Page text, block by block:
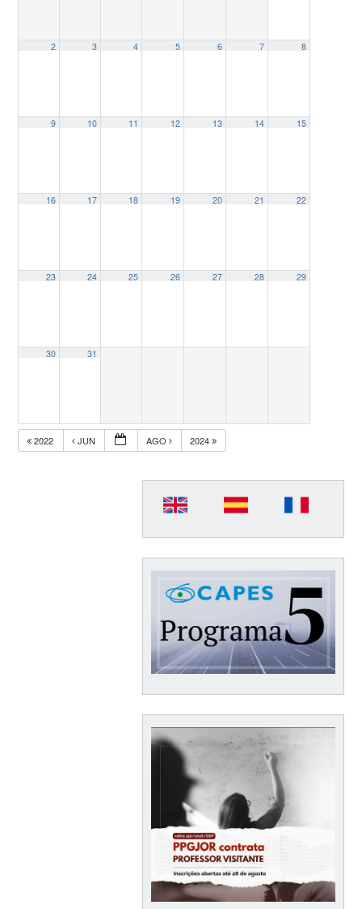
2 3 4 5 6 7 8
9 10 11 12 13 14 15
16 17 18 19 20 21 22
23 24 25 26 27 28 29
30 31
2022 JUN AGO 2024